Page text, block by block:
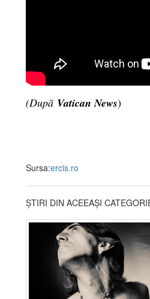
(După Vatican News)
Sursa:ercis.ro
ȘTIRI DIN ACEEAȘI